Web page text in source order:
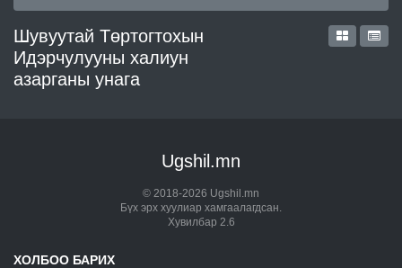
Шувуутай Төртогтохын
Идэрчулууны халиун
азарганы унага
Ugshil.mn
© 2018-2026 Ugshil.mn
Бүх эрх хуулиар хамгаалагдсан.
Хувилбар 2.6
ХОЛБОО БАРИХ